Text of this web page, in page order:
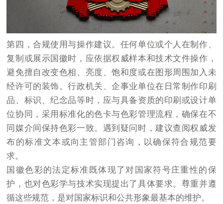
第四，合规使用与操作建议。任何单位或个人在制作、
复制或展示国徽时，应依据权威样本和技术文件操作，
避免擅自改变色相、亮度、饱和度或在图形周围加入未
经许可的装饰。行政机关、企事业单位在日常制作印刷
品、标识、纪念品等时，应与具备资质的印刷或设计单
位协同，采用标准化的色卡与色彩管理流程，确保在不
同媒介间保持色彩一致。遇到疑问时，建议查阅权威发
布的标准文本或向主管部门咨询，以确保符合规范要
求。
国徽色彩的法定标准既体现了对国家符号庄重性的保
护，也对色彩学与技术实现提出了具体要求。尊重并遵
循这些规范，是对国家标识和公共形象最基本的维护。